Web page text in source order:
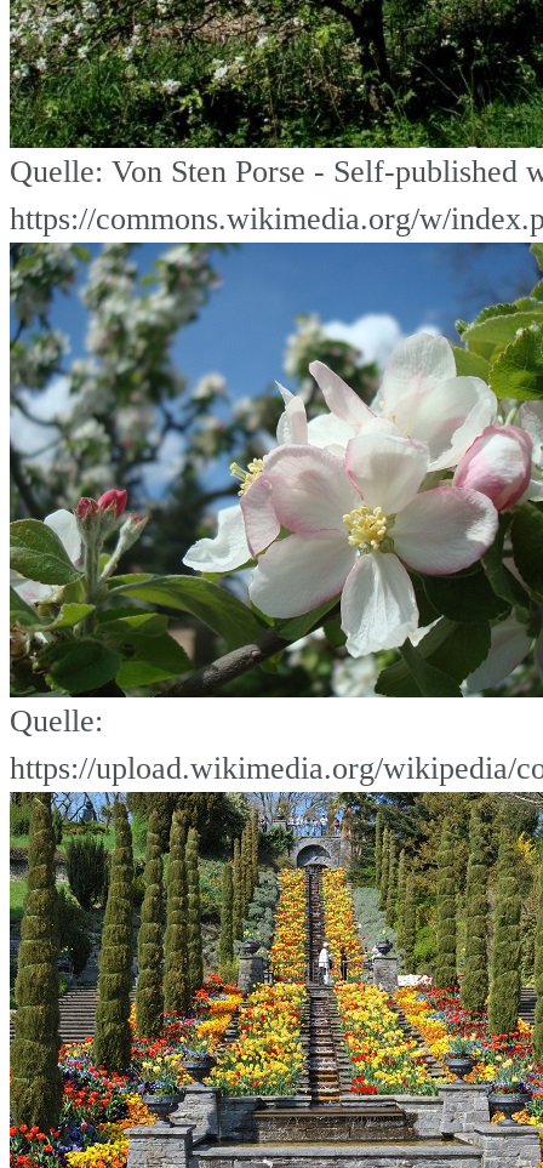
Quelle: Von Sten Porse - Self-published
https://commons.wikimedia.org/w/
Quelle:
https://upload.wikimedia.org/wikipedia/